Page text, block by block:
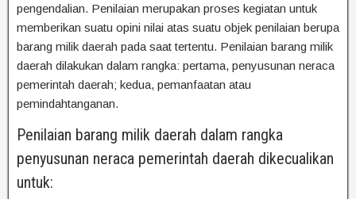
pengendalian. Penilaian merupakan proses kegiatan untuk
memberikan suatu opini nilai atas suatu objek penilaian berupa
barang milik daerah pada saat tertentu. Penilaian barang milik
daerah dilakukan dalam rangka: pertama, penyusunan neraca
pemerintah daerah; kedua, pemanfaatan atau
pemindahtanganan.
Penilaian barang milik daerah dalam rangka
penyusunan neraca pemerintah daerah dikecualikan
untuk: